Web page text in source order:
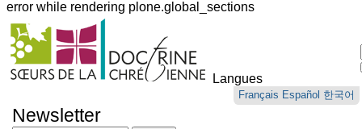
error while rendering plone.global_sections
Outils
personnels
Langues
Français Español 한국어
au
contenu.
Newsletter